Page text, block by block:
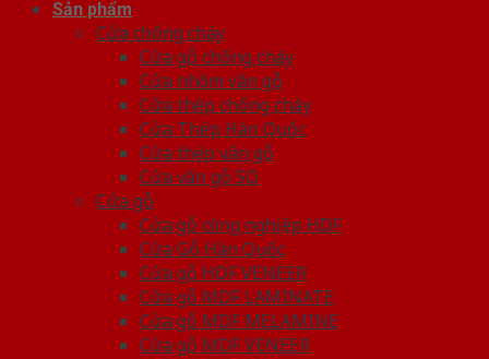
Sản phẩm
Cửa chống cháy
Cửa gỗ chống cháy
Cửa nhôm vân gỗ
Cửa thép chống cháy
Cửa Thép Hàn Quốc
Cửa thép vân gỗ
Cửa vân gỗ 5D
Cửa gỗ
Cửa gỗ công nghiệp HDF
Cửa Gỗ Hàn Quốc
Cửa gỗ HDF VENEER
Cửa gỗ MDF LAMINATE
Cửa gỗ MDF MELAMINE
Cửa gỗ MDF VENEER